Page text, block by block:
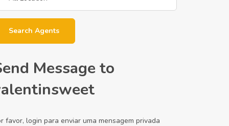
Search Agents
Message to
favor, login para enviar uma mensagem privada